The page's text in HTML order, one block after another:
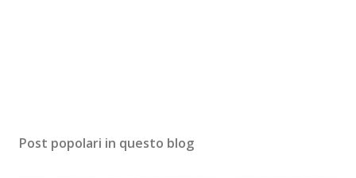
Post popolari in questo blog